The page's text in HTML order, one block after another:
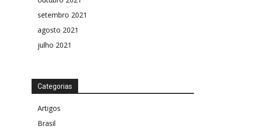
setembro 2021
agosto 2021
julho 2021
Categorias
Artigos
Brasil